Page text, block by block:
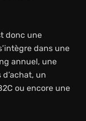
donc une
dans une
annuel, une
un
ou encore une